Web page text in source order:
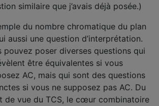
similaire que j’avais déjà posée.)
du nombre chromatique du plan
aussi une question d’interprétation.
pouvez poser diverses questions qui
être équivalentes si vous
AC, mais qui sont des questions
si vous ne supposez pas AC. Du
de vue du TCS, le cœur combinatoire